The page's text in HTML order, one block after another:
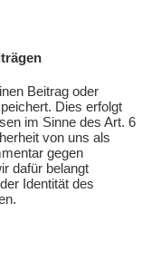
Beitrag oder
Dies erfolgt
im Sinne des Art. 6
von uns als
gegen
dafür belangt
Identität des